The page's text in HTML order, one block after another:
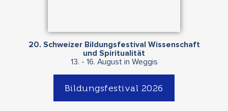
20. Schweizer Bildungsfestival Wissenschaft
und Spiritualität
13. - 16. August in Weggis
Bildungsfestival 2026